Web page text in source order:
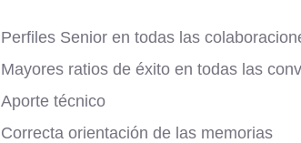
Perfiles Senior en todas las
Mayores ratios de éxito en todas las
Aporte técnico
Correcta orientación de las memorias